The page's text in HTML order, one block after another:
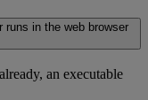
runs in the web browser
an executable